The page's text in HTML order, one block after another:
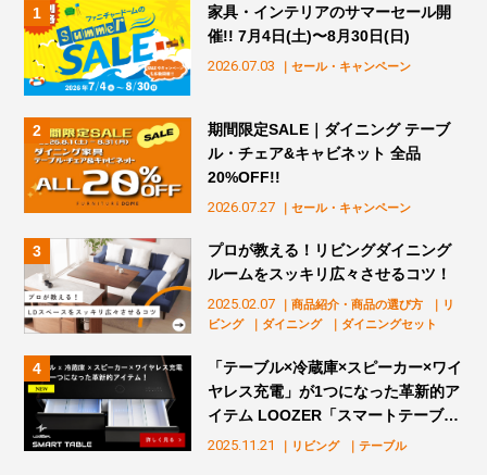
2026.07.03 ｜セール・キャンペーン
家具・インテリアのサマーセール開
催!! 7月4日(土)〜8月30日(日)
2026.07.27 ｜セール・キャンペーン
期間限定SALE｜ダイニング テーブ
ル・チェア&キャビネット 全品
20%OFF!!
2025.02.07 ｜商品紹介・商品の選び方
｜リ
ビング
｜ダイニング ｜ダイニングセット
プロが教える！リビングダイニング
ルームをスッキリ広々させるコツ！
2025.11.21 ｜リビング ｜テーブル
「テーブル×冷蔵庫×スピーカー×ワイ
ヤレス充電」が1つになった革新的ア
イテム LOOZER「スマートテーブ
ル」販売スタート！